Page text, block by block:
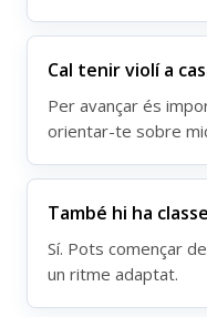
Cal tenir violí a
Per avançar és
orientar-te sobre
També hi ha
Sí. Pots començar
un ritme adaptat.